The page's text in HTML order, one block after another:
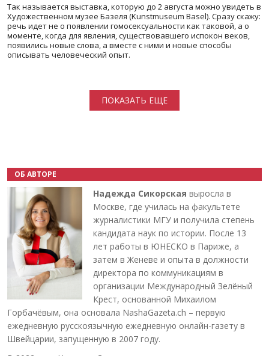
Так называется выставка, которую до 2 августа можно увидеть в
Художественном музее Базеля (Kunstmuseum Basel). Сразу скажу:
речь идет не о появлении гомосексуальности как таковой, а о
моменте, когда для явления, существовавшего испокон веков,
появились новые слова, а вместе с ними и новые способы
описывать человеческий опыт.
ПОКАЗАТЬ ЕЩЕ
ОБ АВТОРЕ
Надежда Сикорская выросла в
Москве, где училась на факультете
журналистики МГУ и получила степень
кандидата наук по истории. После 13
лет работы в ЮНЕСКО в Париже, а
затем в Женеве и опыта в должности
директора по коммуникациям в
организации Международный Зелёный
Крест, основанной Михаилом
Горбачёвым, она основала NashaGazeta.ch – первую
ежедневную русскоязычную ежедневную онлайн-газету в
Швейцарии, запущенную в 2007 году.